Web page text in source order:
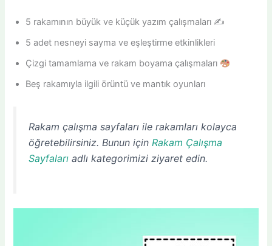
5 rakamının büyük ve küçük yazım çalışmaları ✍️
5 adet nesneyi sayma ve eşleştirme etkinlikleri
Çizgi tamamlama ve rakam boyama çalışmaları
Beş rakamıyla ilgili örüntü ve mantık oyunları
Rakam çalışma sayfaları ile rakamları kolayca
öğretebilirsiniz. Bunun için Rakam Çalışma
Sayfaları adlı kategorimizi ziyaret edin.